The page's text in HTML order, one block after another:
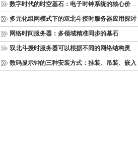
数字时代的时空基石：电子时钟系统的核心价值与多维意义
多元化组网模式下的双北斗授时服务器应用探讨
网络时间服务器：多领域精准同步的基石
双北斗授时服务器可以根据不同的网络结构灵活部署
数码显示钟的三种安装方式：挂装、吊装、嵌入